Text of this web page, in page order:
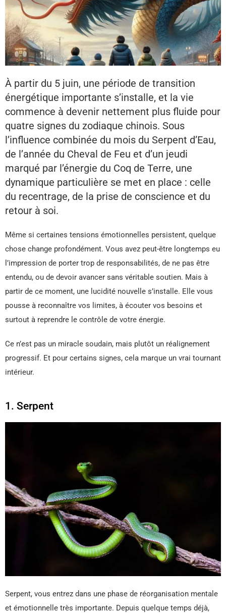
À partir du 5 juin, une période de transition
énergétique importante s’installe, et la vie
commence à devenir nettement plus fluide pour
quatre signes du zodiaque chinois. Sous
l’influence combinée du mois du Serpent d’Eau,
de l’année du Cheval de Feu et d’un jeudi
marqué par l’énergie du Coq de Terre, une
dynamique particulière se met en place : celle
du recentrage, de la prise de conscience et du
retour à soi.
Même si certaines tensions émotionnelles persistent, quelque
chose change profondément. Vous avez peut-être longtemps eu
l’impression de porter trop de responsabilités, de ne pas être
entendu, ou de devoir avancer sans véritable soutien. Mais à
partir de ce moment, une lucidité nouvelle s’installe. Elle vous
pousse à reconnaître vos limites, à écouter vos besoins et
surtout à reprendre le contrôle de votre énergie.
Ce n’est pas un miracle soudain, mais plutôt un réalignement
progressif. Et pour certains signes, cela marque un vrai tournant
intérieur.
1. Serpent
Serpent, vous entrez dans une phase de réorganisation mentale
et émotionnelle très importante. Depuis quelque temps déjà,